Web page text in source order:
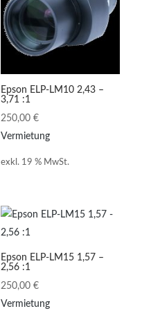
Epson ELP-LM10 2,43 –
3,71 :1
250,00€
Vermietung
exkl. 19 % MwSt.
Epson ELP-LM15 1,57 –
2,56 :1
250,00€
Vermietung